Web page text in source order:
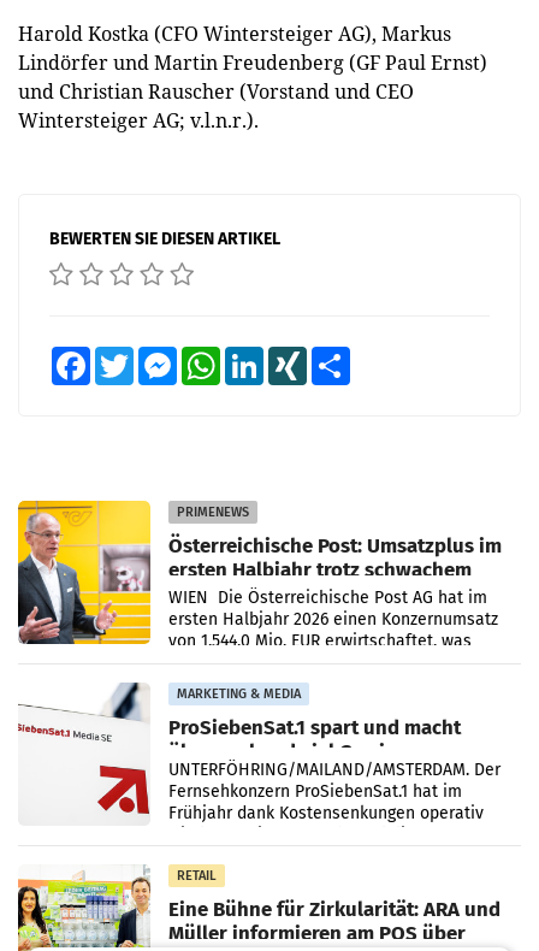
Harold Kostka (CFO Wintersteiger AG), Markus
Lindörfer und Martin Freudenberg (GF Paul Ernst)
und Christian Rauscher (Vorstand und CEO
Wintersteiger AG; v.l.n.r.).
BEWERTEN SIE DIESEN ARTIKEL
FacebookTwitter MessengerWhatsAppLinkedInXING
PRIMENEWS
Österreichische Post: Umsatzplus im
ersten Halbjahr trotz schwachem
Briefgeschäft
WIEN Die Österreichische Post AG hat im
ersten Halbjahr 2026 einen Konzernumsatz
von 1.544,0 Mio. EUR erwirtschaftet, was
einem Plus von 3,8 Prozent gegenüber dem
Vergleichszeitraum
MARKETING & MEDIA
ProSiebenSat.1 spart und macht
überraschend viel Gewinn
UNTERFÖHRING/MAILAND/AMSTERDAM. Der
Fernsehkonzern ProSiebenSat.1 hat im
Frühjahr dank Kostensenkungen operativ
RETAIL
Eine Bühne für Zirkularität: ARA und
Müller informieren am POS über